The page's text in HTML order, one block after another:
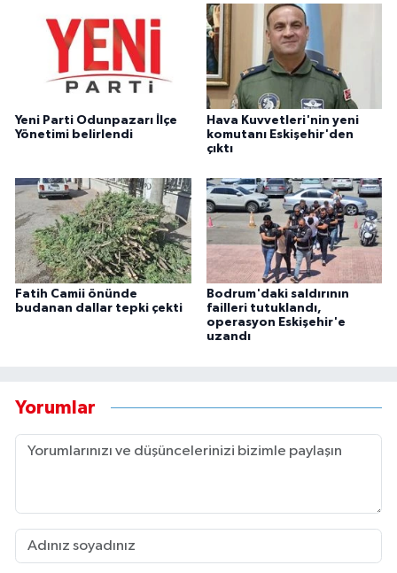
Yeni Parti Odunpazarı İlçe
Yönetimi belirlendi
Hava Kuvvetleri'nin yeni
komutanı Eskişehir'den
çıktı
Fatih Camii önünde
budanan dallar tepki çekti
Bodrum'daki saldırının
failleri tutuklandı,
operasyon Eskişehir'e
uzandı
Yorumlar